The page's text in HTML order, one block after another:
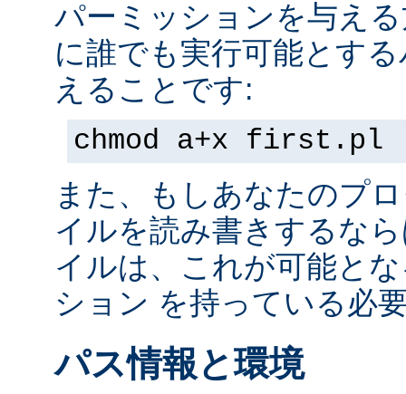
パーミッションを与え
に誰でも実行可能とす
えることです:
chmod a+x first.pl
また、もしあなたのプ
イルを読み書きするな
イルは、これが可能と
ション を持っている必
パス情報と環境